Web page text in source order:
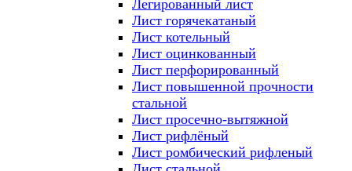
Легированный лист
Лист горячекатаный
Лист котельный
Лист оцинкованный
Лист перфорированный
Лист повышенной прочности
стальной
Лист просечно-вытяжной
Лист рифлёный
Лист ромбический рифленый